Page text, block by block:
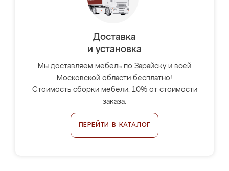
Доставка
и установка
Мы доставляем мебель по Зарайску и всей
Московской области бесплатно!
Стоимость сборки мебели: 10% от стоимости
заказа.
ПЕРЕЙТИ В КАТАЛОГ